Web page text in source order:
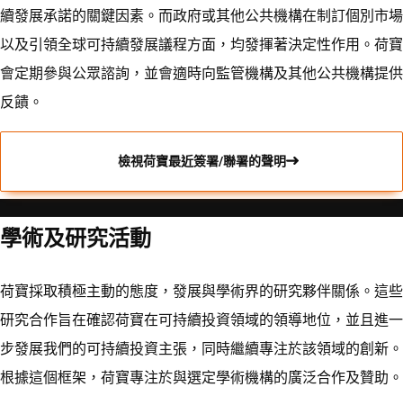
續發展承諾的關鍵因素。而政府或其他公共機構在制訂個別市場
以及引領全球可持續發展議程方面，均發揮著決定性作用。荷寶
會定期參與公眾諮詢，並會適時向監管機構及其他公共機構提供
反饋。
檢視荷寶最近簽署/聯署的聲明
學術及研究活動
荷寶採取積極主動的態度，發展與學術界的研究夥伴關係。這些
研究合作旨在確認荷寶在可持續投資領域的領導地位，並且進一
步發展我們的可持續投資主張，同時繼續專注於該領域的創新。
根據這個框架，荷寶專注於與選定學術機構的廣泛合作及贊助。